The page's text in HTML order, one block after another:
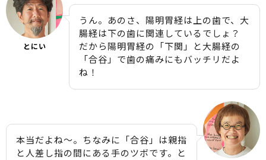
とにい
うん。あのさ、陽明胃経は上の歯で、大
腸経は下の歯に関連しているでしょ？
だから陽明胃経の「下関」と大腸経の
「合谷」で歯の痛みにもバッチリだよ
ね！
本当だよね〜。ちなみに「合谷」は親指
と人差し指の間にある手のツボです。と